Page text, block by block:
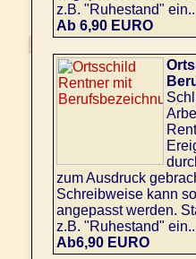
z.B. "Ruhestand"
Ab 6,90 EURO
zum Ausdruck
Schreibweise kann
angepasst werden.
z.B. "Ruhestand"
Ab6,90 EURO